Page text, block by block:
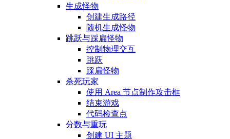
生成怪物
创建生成路径
随机生成怪物
跳跃与踩扁怪物
控制物理交互
跳跃
踩扁怪物
杀死玩家
使用 Area 节点制作攻击框
结束游戏
代码检查点
分数与重玩
创建 UI 主题